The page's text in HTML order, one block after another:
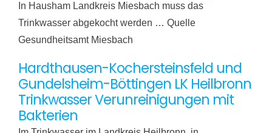
In Hausham Landkreis Miesbach muss das
Trinkwasser abgekocht werden … Quelle
Gesundheitsamt Miesbach
Hardthausen-Kochersteinsfeld und
Gundelsheim-Böttingen LK Heilbronn
Trinkwasser Verunreinigungen mit
Bakterien